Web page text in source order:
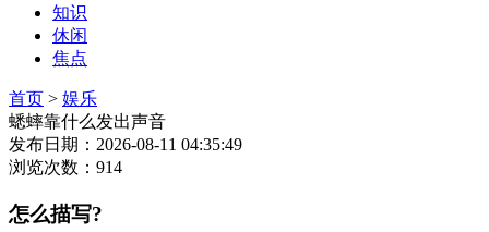
知识
休闲
焦点
首页 > 娱乐
蟋蟀靠什么发出声音
发布日期：2026-08-11 04:35:49
浏览次数：914
怎么描写?